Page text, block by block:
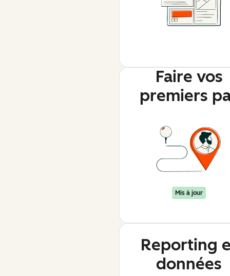
Mis à jour
Faire vos
premiers
Reporting
données